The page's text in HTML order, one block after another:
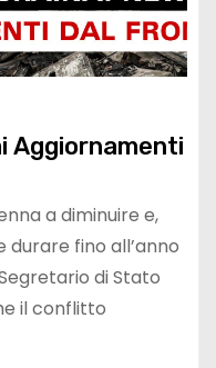
Aggiornamenti
a diminuire e,
fino all’anno
di Stato
il conflitto